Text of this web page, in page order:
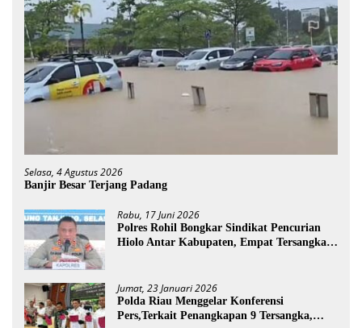
Selasa, 4 Agustus 2026
Banjir Besar Terjang Padang
Rabu, 17 Juni 2026
Polres Rohil Bongkar Sindikat Pencurian
Hiolo Antar Kabupaten, Empat Tersangka
Jumat, 23 Januari 2026
Polda Riau Menggelar Konferensi
Pers,Terkait Penangkapan 9 Tersangka,